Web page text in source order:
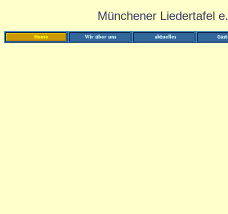
Münchener Liedertafel